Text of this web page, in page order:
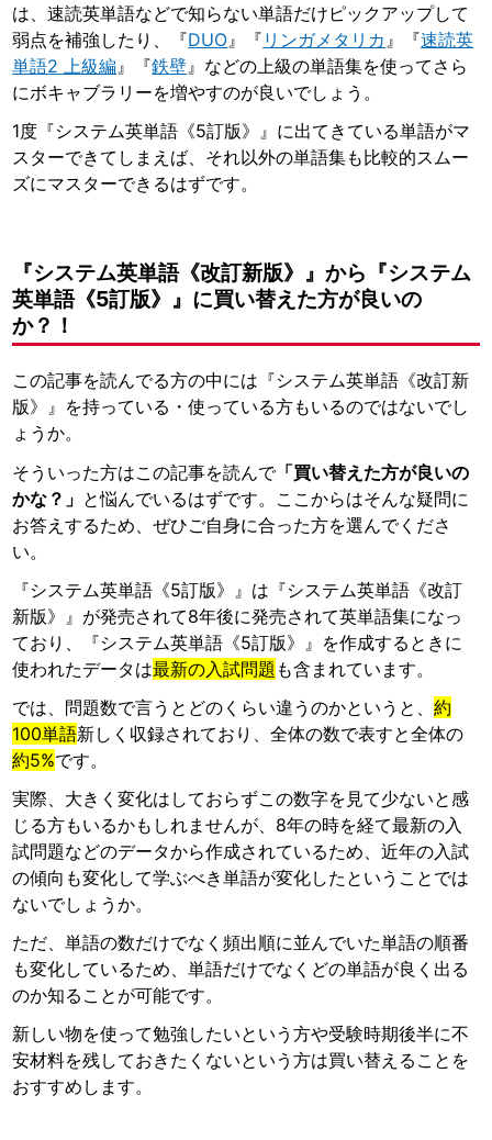
は、速読英単語などで知らない単語だけピックアップして
弱点を補強したり、『DUO 』『 リンガメタリカ 』『速読英
単語2 上級編 』『鉄壁 』などの上級の単語集を使ってさら
にボキャブラリーを増やすのが良いでしょう。
1度『システム英単語《5訂版》』に出てきている単語がマ
スターできてしまえば、それ以外の単語集も比較的スムー
ズにマスターできるはずです。
『システム英単語《改訂新版》』から『システム
英単語《5訂版》』に買い替えた方が良いの
か？！
この記事を読んでる方の中には『システム英単語《改訂新
版》』を持っている・使っている方もいるのではないでし
ょうか。
そういった方はこの記事を読んで「買い替えた方が良いの
かな？」 と悩んでいるはずです。ここからはそんな疑問に
お答えするため、ぜひご自身に合った方を選んでくださ
い。
『システム英単語《5訂版》』は『システム英単語《改訂
新版》』が発売されて8年後に発売されて英単語集になっ
ており、『システム英単語《5訂版》』を作成するときに
使われたデータは最新の入試問題 も含まれています。
では、問題数で言うとどのくらい違うのかというと、約
100単語新しく収録されており、全体の数で表すと全体の
約5%です。
実際、大きく変化はしておらずこの数字を見て少ないと感
じる方もいるかもしれませんが、8年の時を経て最新の入
試問題などのデータから作成されているため、近年の入試
の傾向も変化して学ぶべき単語が変化したということでは
ないでしょうか。
ただ、単語の数だけでなく頻出順に並んでいた単語の順番
も変化しているため、単語だけでなくどの単語が良く出る
のか知ることが可能です。
新しい物を使って勉強したいという方や受験時期後半に不
安材料を残しておきたくないという方は買い替えることを
おすすめします。